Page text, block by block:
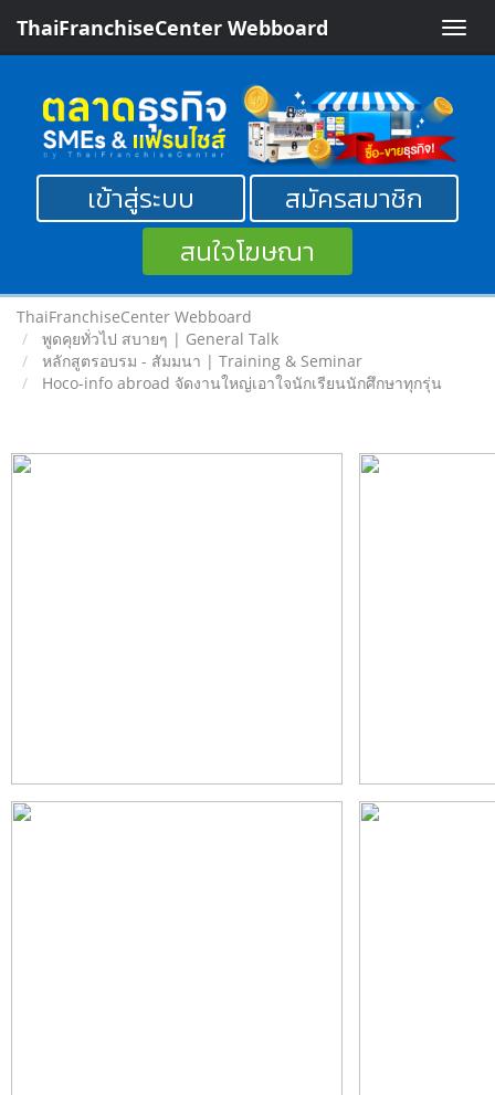
Toggle
ThaiFranchiseCenter Webboard
เข้าสู่ระบบ
สมัครสมาชิก
สนใจโฆษณา
ThaiFranchiseCenter Webboard
พูดคุยทั่วไป สบายๆ | General Talk
หลักสูตรอบรม - สัมมนา | Training & Seminar
Hoco-info abroad จัดงานใหญ่เอาใจนักเรียนนักศึกษาทุกรุ่น